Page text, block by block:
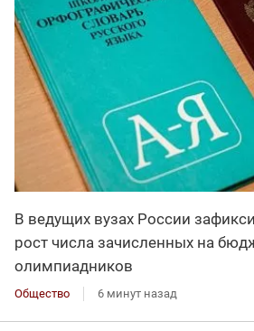
В ведущих вузах России
рост числа зачисленных на
олимпиадников
Общество 6 минут назад